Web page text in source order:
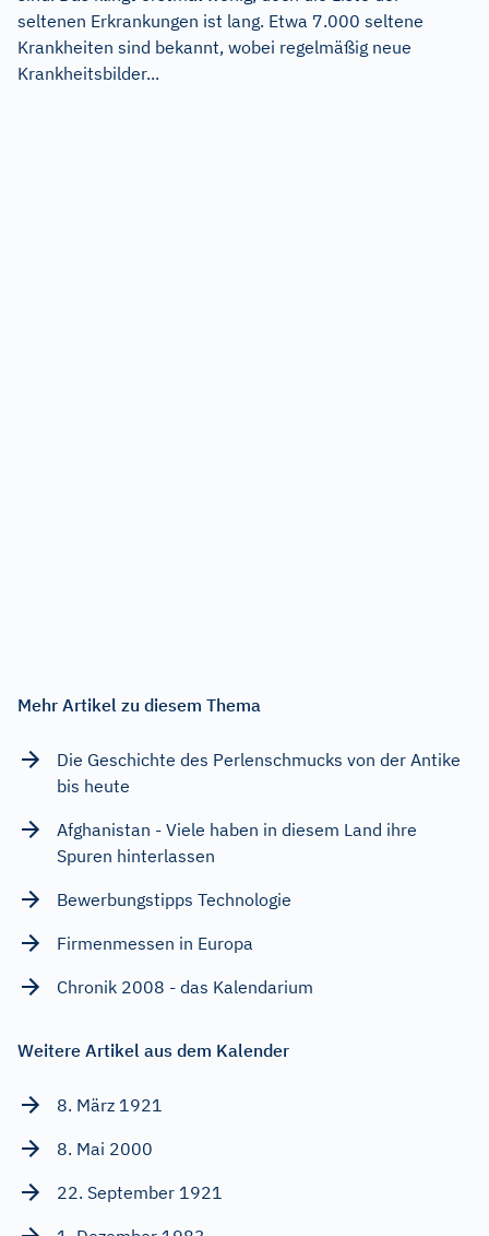
seltenen Erkrankungen ist lang. Etwa 7.000 seltene
Krankheiten sind bekannt, wobei regelmäßig neue
Krankheitsbilder...
Mehr Artikel zu diesem Thema
Die Geschichte des Perlenschmucks von der Antike
bis heute
Afghanistan - Viele haben in diesem Land ihre
Spuren hinterlassen
Bewerbungstipps Technologie
Firmenmessen in Europa
Chronik 2008 - das Kalendarium
Weitere Artikel aus dem Kalender
8. März 1921
8. Mai 2000
22. September 1921